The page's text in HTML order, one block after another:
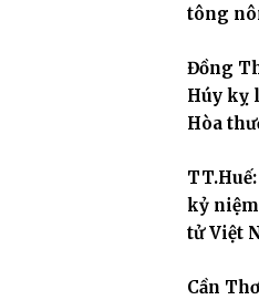
tông
Đồng
Húy kỵ
Hòa
kỷ
tử Việt
Cần